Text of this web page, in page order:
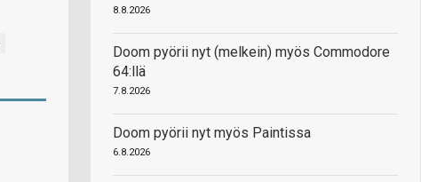
8.8.2026
Doom pyörii nyt (melkein) myös Commodore
64:llä
7.8.2026
Doom pyörii nyt myös Paintissa
6.8.2026